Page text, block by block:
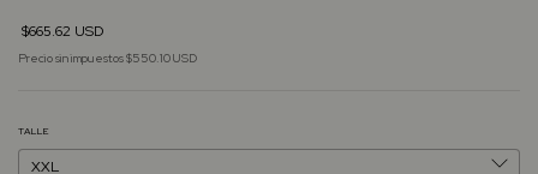
$665.62 USD
Precio sin impuestos$550.10 USD
TALLE